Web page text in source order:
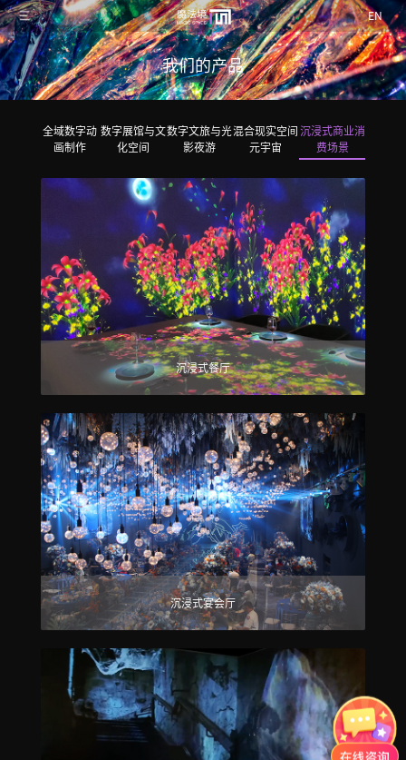
EN
我们的产品
全域数字动
画制作
数字展馆与文
化空间
数字文旅与光
影夜游
混合现实空间
元宇宙
沉浸式商业消
费场景
沉浸式餐厅
沉浸式宴会厅